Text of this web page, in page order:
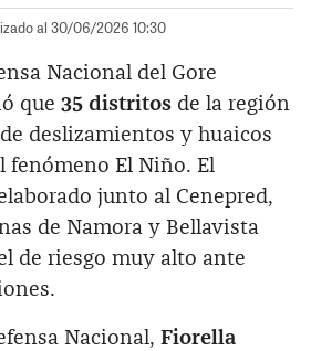
al 30/06/2026 10:30
Nacional del Gore
que 35 distritos de la región
deslizamientos y huaicos
fenómeno El Niño. El
junto al Cenepred,
de Namora y Bellavista
de riesgo muy alto ante
Nacional, Fiorella